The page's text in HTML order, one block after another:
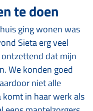
te doen
ging wonen was
Sieta erg veel
ontzettend dat mijn
We konden goed
niet alle
komt in haar werk als